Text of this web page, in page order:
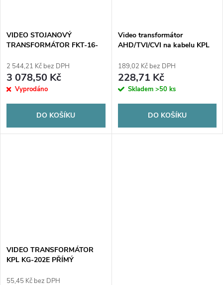
VIDEO STOJANOVÝ
TRANSFORMÁTOR FKT-16-
2 544,21 Kč bez DPH
3 078,50 Kč
Vyprodáno
DO KOŠÍKU
Video transformátor
AHD/TVI/CVI na kabelu KPL
189,02 Kč bez DPH
228,71 Kč
Skladem >50 ks
DO KOŠÍKU
VIDEO TRANSFORMÁTOR
KPL KG-202E PŘÍMÝ
55,45 Kč bez DPH